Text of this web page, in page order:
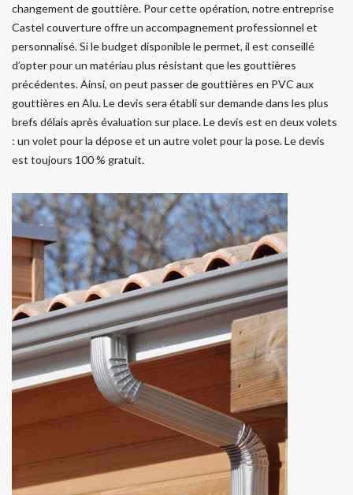
changement de gouttière. Pour cette opération, notre entreprise
Castel couverture offre un accompagnement professionnel et
personnalisé. Si le budget disponible le permet, il est conseillé
d’opter pour un matériau plus résistant que les gouttières
précédentes. Ainsi, on peut passer de gouttières en PVC aux
gouttières en Alu. Le devis sera établi sur demande dans les plus
brefs délais après évaluation sur place. Le devis est en deux volets
: un volet pour la dépose et un autre volet pour la pose. Le devis
est toujours 100 % gratuit.